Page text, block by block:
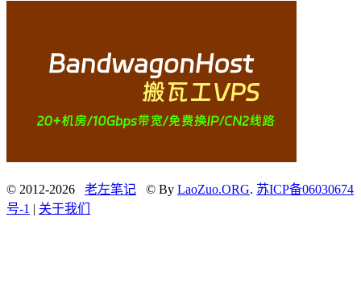
© 2012-2026 老左笔记 © By LaoZuo.ORG. 苏ICP备06030674
号-1 | 关于我们